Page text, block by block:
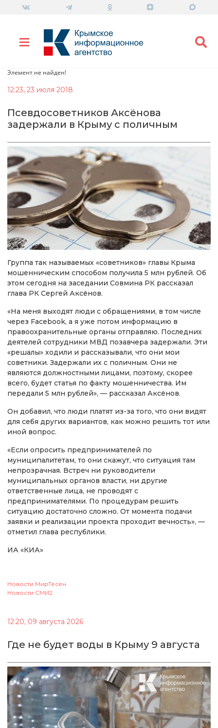
Элемент не найден!
12:23, 23 июля 2018
Псевдосоветников Аксёнова
задержали в Крыму с поличным
Группа так называемых «советников» главы Крыма
мошенническим способом получила 5 млн рублей. Об
этом сегодня на заседании Совмина РК рассказал
глава РК Сергей Аксёнов.
«На меня выходят люди с обращениями, в том числе
через Facebook, а я уже потом информацию в
правоохранительные органы отправляю. Последних
деятелей сотрудники МВД позавчера задержали. Эти
«решалы» ходили и рассказывали, что они мои
советники. Задержали их с поличным. Они не
являются должностными лицами, поэтому, скорее
всего, будет статья по факту мошенничества. Им
передали 5 млн рублей», — рассказал Аксёнов.
Он добавил, что люди платят из-за того, что они видят
для себя других вариантов, как можно решить тот или
иной вопрос.
«Если опросить предпринимателей по
муниципалитетам, то они скажут, что ситуация там
непрозрачная. Встреч ни руководители
муниципальных органов власти, ни другие
ответственные лица, не проводят с
предпринимателями. По процедурам решить
ситуацию достаточно сложно. От момента подачи
заявки и реализации проекта проходит вечность», —
отметил глава республики.
ИА «КИА»
Новости МирТесен
Новости СМИ2
12:20, 09 августа 2026
Где не будет воды в Крыму 9 августа